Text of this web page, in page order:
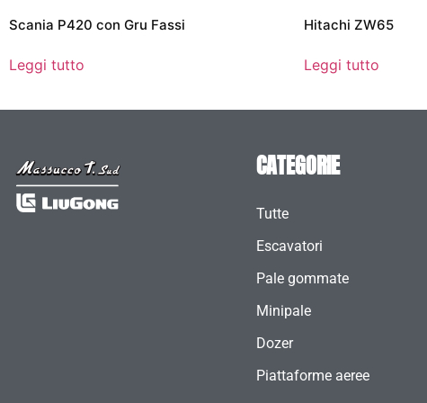
Scania P420 con Gru Fassi
Leggi tutto
Hitachi ZW65
Leggi tutto
CATEGORIE
Tutte
Escavatori
Pale gommate
Minipale
Dozer
Piattaforme aeree